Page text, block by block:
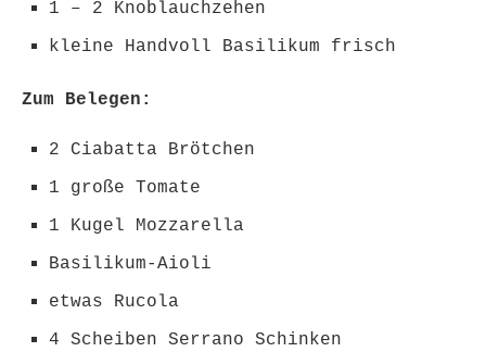
1 – 2 Knoblauchzehen
kleine Handvoll Basilikum frisch
Zum Belegen:
2 Ciabatta Brötchen
1 große Tomate
1 Kugel Mozzarella
Basilikum-Aioli
etwas Rucola
4 Scheiben Serrano Schinken